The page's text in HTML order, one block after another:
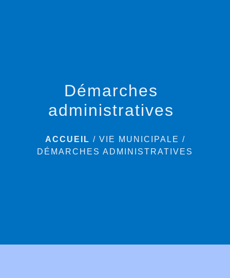
Démarches
administratives
ACCUEIL / VIE MUNICIPALE /
DÉMARCHES ADMINISTRATIVES